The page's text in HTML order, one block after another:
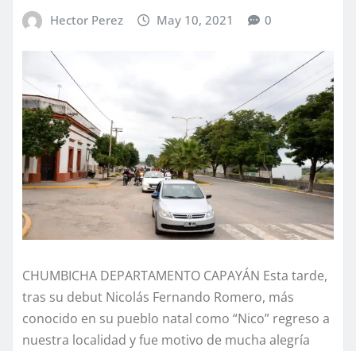
Hector Perez May 10, 2021 0
CHUMBICHA DEPARTAMENTO CAPAYÁN Esta tarde,
tras su debut Nicolás Fernando Romero, más
conocido en su pueblo natal como “Nico” regreso a
nuestra localidad y fue motivo de mucha alegría